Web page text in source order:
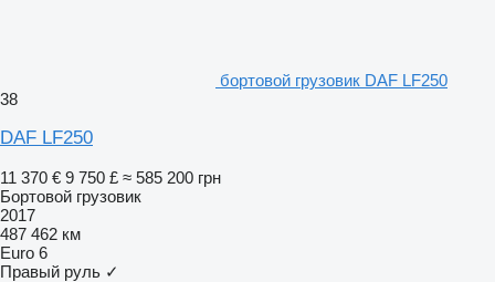
бортовой грузовик DAF LF250
38
DAF LF250
11 370 € 9 750 £ ≈ 585 200 грн
Бортовой грузовик
2017
487 462 км
Euro 6
Правый руль ✓